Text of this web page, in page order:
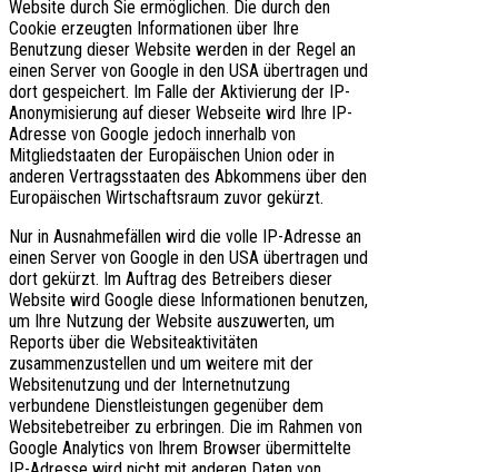
Website durch Sie ermöglichen. Die durch den
Cookie erzeugten Informationen über Ihre
Benutzung dieser Website werden in der Regel an
einen Server von Google in den USA übertragen und
dort gespeichert. Im Falle der Aktivierung der IP-
Anonymisierung auf dieser Webseite wird Ihre IP-
Adresse von Google jedoch innerhalb von
Mitgliedstaaten der Europäischen Union oder in
anderen Vertragsstaaten des Abkommens über den
Europäischen Wirtschaftsraum zuvor gekürzt.
Nur in Ausnahmefällen wird die volle IP-Adresse an
einen Server von Google in den USA übertragen und
dort gekürzt. Im Auftrag des Betreibers dieser
Website wird Google diese Informationen benutzen,
um Ihre Nutzung der Website auszuwerten, um
Reports über die Websiteaktivitäten
zusammenzustellen und um weitere mit der
Websitenutzung und der Internetnutzung
verbundene Dienstleistungen gegenüber dem
Websitebetreiber zu erbringen. Die im Rahmen von
Google Analytics von Ihrem Browser übermittelte